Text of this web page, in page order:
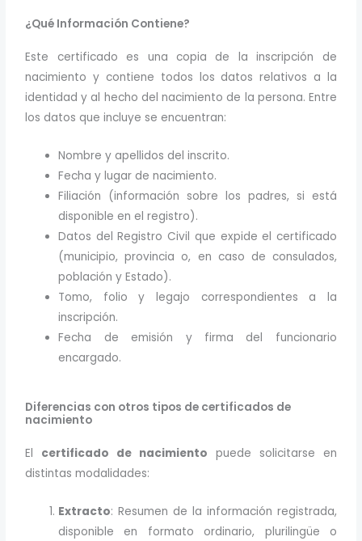
¿Qué Información Contiene?
Este certificado es una copia de la inscripción de
nacimiento y contiene todos los datos relativos a la
identidad y al hecho del nacimiento de la persona. Entre
los datos que incluye se encuentran:
Nombre y apellidos del inscrito.
Fecha y lugar de nacimiento.
Filiación (información sobre los padres, si está
disponible en el registro).
Datos del Registro Civil que expide el certificado
(municipio, provincia o, en caso de consulados,
población y Estado).
Tomo, folio y legajo correspondientes a la
inscripción.
Fecha de emisión y firma del funcionario
encargado.
Diferencias con otros tipos de certificados de
nacimiento
El certificado de nacimiento puede solicitarse en
distintas modalidades:
Extracto: Resumen de la información registrada,
disponible en formato ordinario, plurilingüe o